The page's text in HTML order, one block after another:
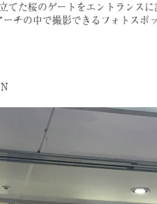
てた桜のゲートをエントランス
チの中で撮影できるフォトスポ